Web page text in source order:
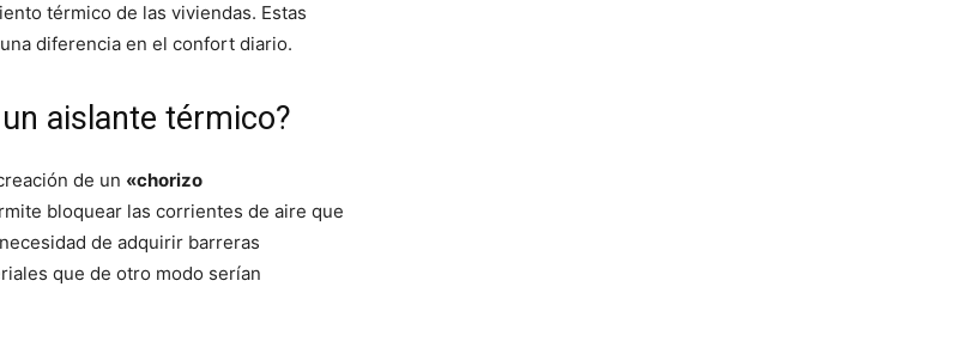
térmico de las viviendas. Estas
diferencia en el confort diario.
aislante térmico?
de un «chorizo
bloquear las corrientes de aire que
de adquirir barreras
que de otro modo serían